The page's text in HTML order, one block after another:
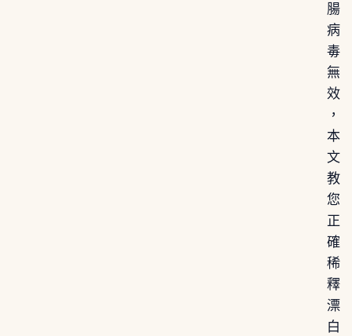
腸
病
毒
無
效
，
本
文
教
您
正
確
稀
釋
漂
白